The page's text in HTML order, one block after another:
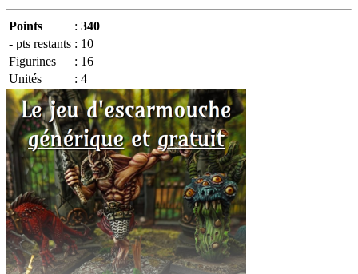
Points : 340
- pts restants : 10
Figurines
: 16
Unités
: 4